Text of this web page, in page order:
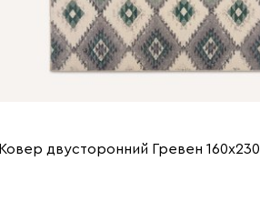
Ковер двусторонний Гревен 160x230